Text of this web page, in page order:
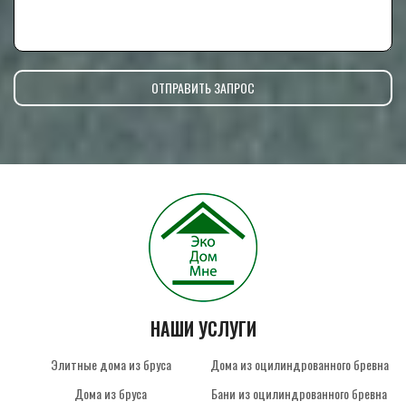
НАШИ УСЛУГИ
Элитные дома из бруса
Дома из бруса
Дома из оцилиндрованного бревна
Бани из оцилиндрованного бревна